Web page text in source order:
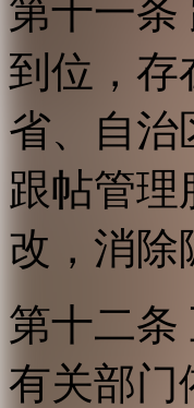
第十一条
到位，存
省、自治
跟帖管理
改，消除
第十二条
有关部门